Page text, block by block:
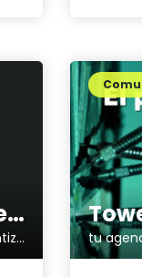
The Leyend Smoke Burger
El placer del humo. Placer garantizado en cada mordisco. tu